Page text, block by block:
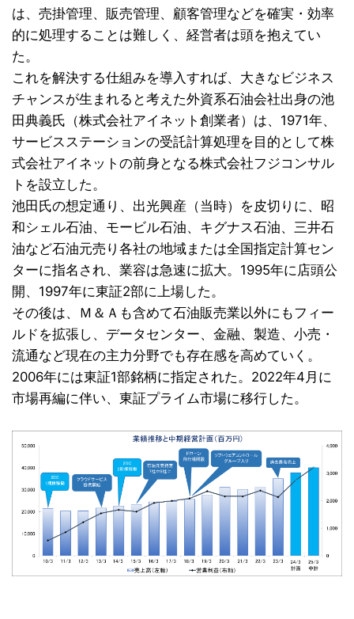
は、売掛管理、販売管理、顧客管理などを確実・効率
的に処理することは難しく、経営者は頭を抱えてい
た。
これを解決する仕組みを導入すれば、大きなビジネス
チャンスが生まれると考えた外資系石油会社出身の池
田典義氏（株式会社アイネット創業者）は、1971年、
サービスステーションの受託計算処理を目的として株
式会社アイネットの前身となる株式会社フジコンサル
トを設立した。
池田氏の想定通り、出光興産（当時）を皮切りに、昭
和シェル石油、モービル石油、キグナス石油、三井石
油など石油元売り各社の地域または全国指定計算セン
ターに指名され、業容は急速に拡大。1995年に店頭公
開、1997年に東証2部に上場した。
その後は、Ｍ＆Ａも含めて石油販売業以外にもフィー
ルドを拡張し、データセンター、金融、製造、小売・
流通など現在の主力分野でも存在感を高めていく。
2006年には東証1部銘柄に指定された。2022年4月に
市場再編に伴い、東証プライム市場に移行した。